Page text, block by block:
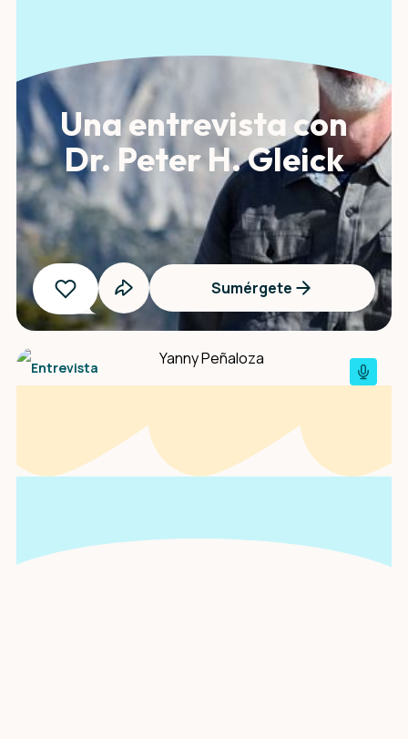
Una entrevista con
Dr. Peter H. Gleick
Sumérgete
Entrevista